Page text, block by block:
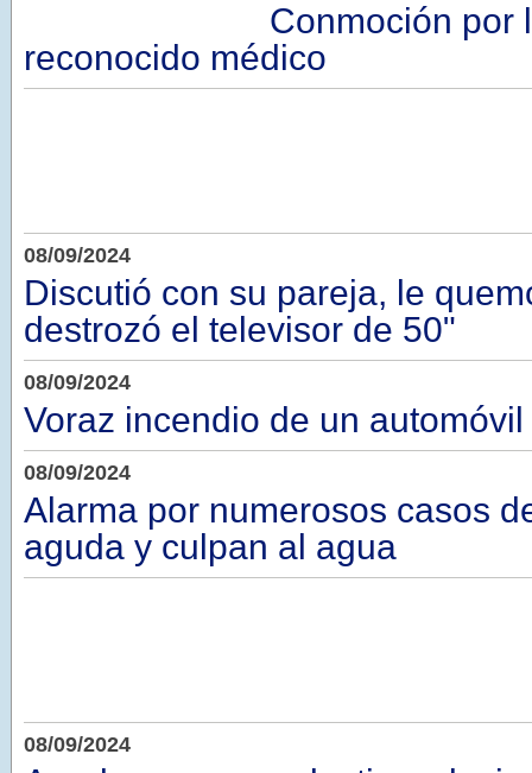
Conmoción por
reconocido médico
08/09/2024
Discutió con su pareja, le
destrozó el televisor de 50"
08/09/2024
Voraz incendio de un automóvil
08/09/2024
Alarma por numerosos casos
aguda y culpan al agua
08/09/2024